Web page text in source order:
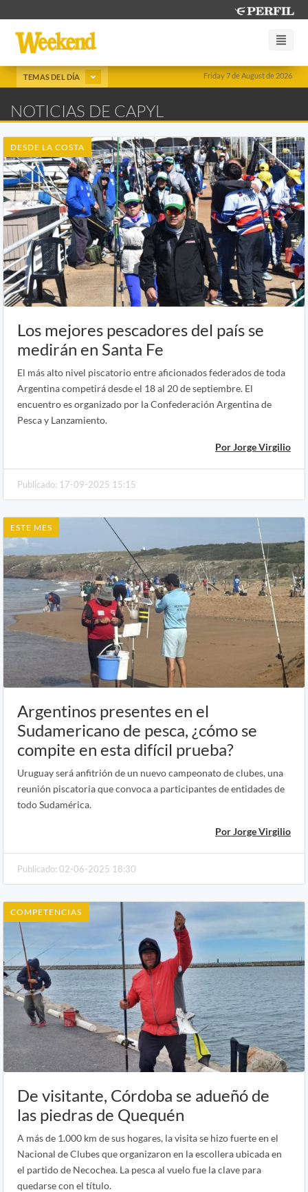
Friday 7 de August de 2026
TEMAS DEL DÍA
NOTICIAS DE CAPYL
DESDE LA COSTA
Los mejores pescadores del país se
medirán en Santa Fe
El más alto nivel piscatorio entre aficionados federados de toda
Argentina competirá desde el 18 al 20 de septiembre. El
encuentro es organizado por la Confederación Argentina de
Pesca y Lanzamiento.
Por Jorge Virgilio
Publicado: 17-09-2025 15:15
ESTE MES
Argentinos presentes en el
Sudamericano de pesca, ¿cómo se
compite en esta difícil prueba?
Uruguay será anfitrión de un nuevo campeonato de clubes, una
reunión piscatoria que convoca a participantes de entidades de
todo Sudamérica.
Por Jorge Virgilio
Publicado: 02-06-2025 18:30
COMPETENCIAS
De visitante, Córdoba se adueñó de
las piedras de Quequén
A más de 1.000 km de sus hogares, la visita se hizo fuerte en el
Nacional de Clubes que organizaron en la escollera ubicada en
el partido de Necochea. La pesca al vuelo fue la clave para
quedarse con el título.